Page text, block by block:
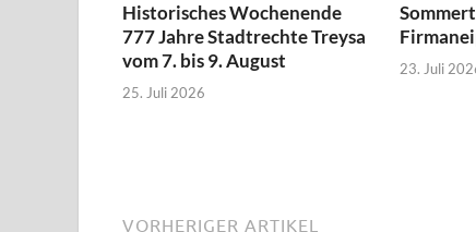
Historisches Wochenende
777 Jahre Stadtrechte Treysa
vom 7. bis 9. August
25. Juli 2026
23. Juli
VORHERIGER ARTIKEL